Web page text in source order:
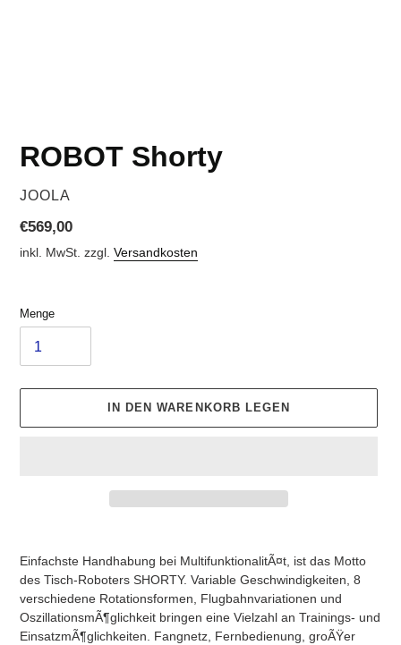
ROBOT Shorty
VERKÄUFER
JOOLA
Normaler
Preis
€569,00
inkl. MwSt. zzgl. Versandkosten
Menge
IN DEN WARENKORB LEGEN
Einfachste Handhabung bei MultifunktionalitÃ¤t, ist das Motto
des Tisch-Roboters SHORTY. Variable Geschwindigkeiten, 8
verschiedene Rotationsformen, Flugbahnvariationen und
OszillationsmÃ¶glichkeit bringen eine Vielzahl an Trainings- und
EinsatzmÃ¶glichkeiten. Fangnetz, Fernbedienung, groÃŸer